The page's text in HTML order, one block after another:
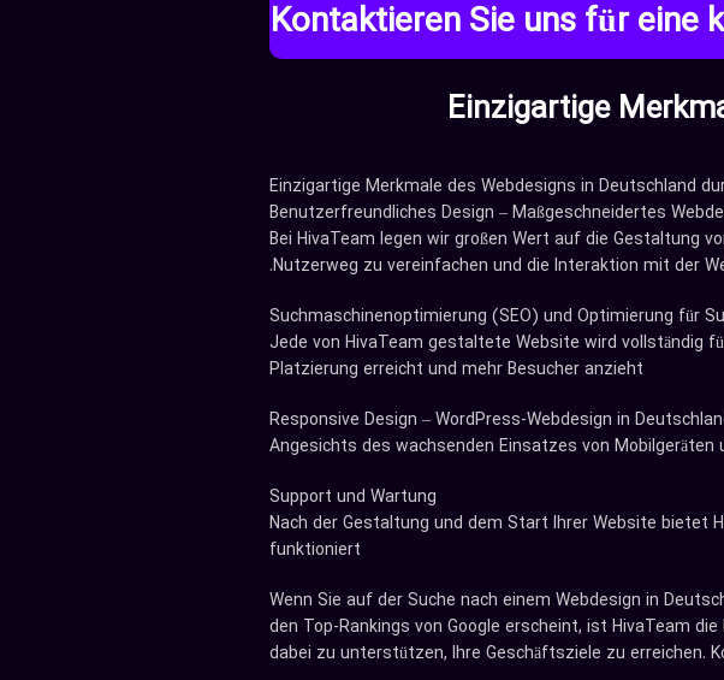
Kontaktieren Sie uns für eine
Einzigartige Merkmale des Webdesigns in Deutschland
Benutzerfreundliches Design – Maßgeschneidertes
Bei HivaTeam legen wir großen Wert auf die Gestaltung
Nutzerweg zu vereinfachen und die Interaktion mit der
Suchmaschinenoptimierung (SEO) und Optimierung für
Jede von HivaTeam gestaltete Website wird vollständig
Platzierung erreicht und mehr Besucher anzieht
Responsive Design – WordPress-Webdesign in
Angesichts des wachsenden Einsatzes von
Support und Wartung
Nach der Gestaltung und dem Start Ihrer Website bietet
funktioniert
Wenn Sie auf der Suche nach einem Webdesign in
den Top-Rankings von Google erscheint, ist HivaTeam
dabei zu unterstützen, Ihre Geschäftsziele zu erreichen.